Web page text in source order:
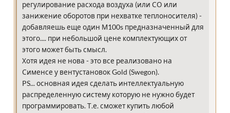
регулирование расхода воздуха (или СО или
занижение оборотов при нехватке теплоносителя) -
добавляешь еще один М100s предназначенный для
этого.... при небольшой цене комплектующих от
этого может быть смысл.
Хотя идея не нова - это все реализовано на
Сименсе у вентустановок Gold (Swegon).
PS... основная идея сделать интеллектуальную
распределенную систему которую не нужно будет
программировать. Т.е. сможет купить любой